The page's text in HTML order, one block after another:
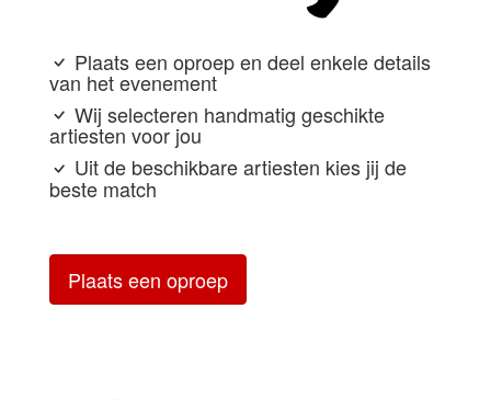
Plaats een oproep en deel enkele details
van het evenement
Wij selecteren handmatig geschikte
artiesten voor jou
Uit de beschikbare artiesten kies jij de
beste match
Plaats een oproep